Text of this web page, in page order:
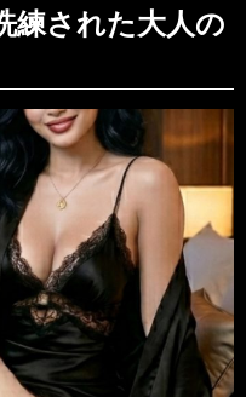
練された大人の